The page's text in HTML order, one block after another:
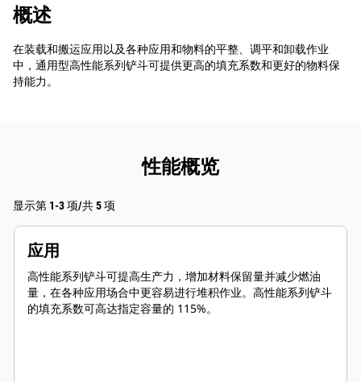
概述
在装载和搬运应用以及各种应用和物料的平整、调平和卸载作业
中，通用型高性能系列铲斗可提供更高的填充系数和更好的物料保
持能力。
性能概览
显示第 1-3 项/共 5 项
应用
高性能系列铲斗可提高生产力，增加材料保留量并减少燃油
量，在各种应用场合中更容易进行堆积作业。高性能系列铲斗
的填充系数可高达指定容量的 115%。